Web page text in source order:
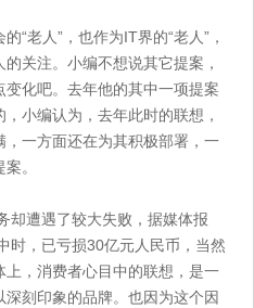
“老人”，也作为IT界的“老人”，
关注。小编不想说其它提案，
化吧。去年他的其中一项提案
小编认为，去年此时的联想，
一方面还在为其积极部署，一
。
却遭遇了较大失败，据媒体报
时，已亏损30亿元人民币，当然
，消费者心目中的联想，是一
刻印象的品牌。也因为这个因